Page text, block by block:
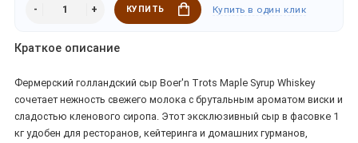
КУПИТЬ Купить в один клик
Краткое описание
Фермерский голландский сыр Boer'n Trots Maple Syrup Whiskey
сочетает нежность свежего молока с брутальным ароматом виски и
сладостью кленового сиропа. Этот эксклюзивный сыр в фасовке 1
кг удобен для ресторанов, кейтеринга и домашних гурманов,